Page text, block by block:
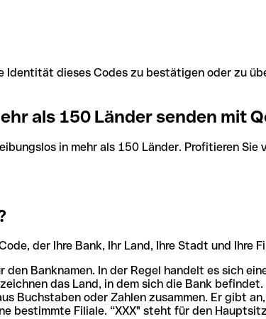
dieses Codes zu bestätigen oder zu
als 150 Länder senden mit
in mehr als 150 Länder. Profitieren
der Ihre Bank, Ihr Land, Ihre Stadt und Ihre
Banknamen. In der Regel handelt es sich
das Land, in dem sich die Bank befindet.
Buchstaben oder Zahlen zusammen. Er gibt
bestimmte Filiale. “XXX" steht für den